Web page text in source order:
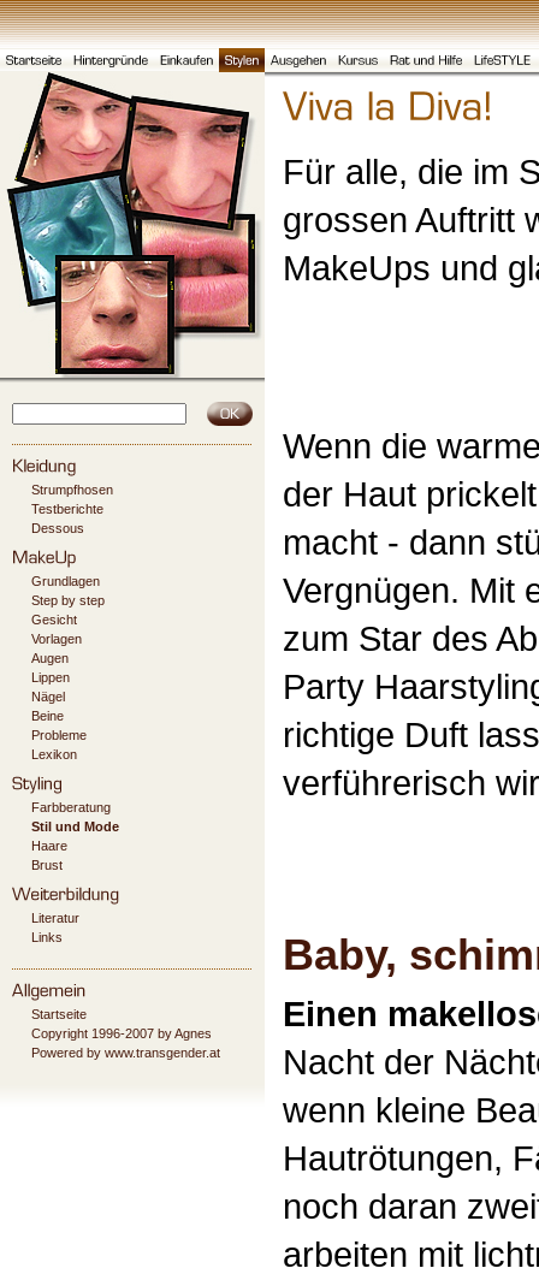
Strumpfhosen
Testberichte
Dessous
Grundlagen
Step by step
Gesicht
Vorlagen
Augen
Lippen
Nägel
Beine
Probleme
Lexikon
Farbberatung
Stil und Mode
Haare
Brust
Literatur
Links
Startseite
Copyright 1996-2007 by Agnes
Powered by www.transgender.at
Für alle, die im
grossen Auftritt
MakeUps und
Wenn die
der Haut
macht - dann
Vergnügen. Mit
zum Star des
Party
richtige Duft
verführerisch
Baby,
Einen
Nacht der
wenn kleine
Hautrötungen,
noch daran
arbeiten mit